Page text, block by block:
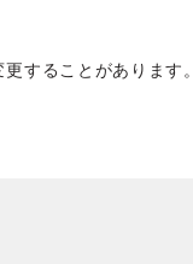
することがあります。